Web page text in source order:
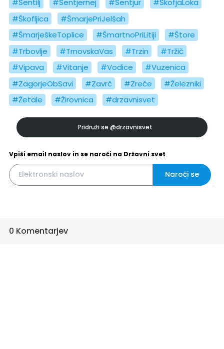
#Šentilj #Šentjernej #Šentjur
#ŠkofjaLoka
#Škofljica
#ŠmarjePriJelšah
#ŠmarješkeToplice
#ŠmartnoPriLitiji
#Štore
#Trbovlje
#TrnovskaVas #Trzin
#Tržič
#Vipava
#Vitanje #Vodice
#Vuzenica
#ZagorjeObSavi
#Zavrč #Zreče
#Železniki
#Žetale
#Žirovnica #drzavnisvet
Pridruži se @drzavnisvet
Vpiši email naslov in se naroči na Državni svet
Naroči se
0 Komentarjev